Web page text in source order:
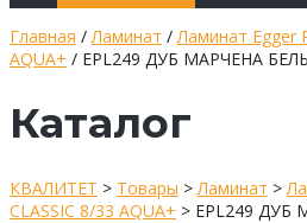
Главная /Ламинат /Ламинат Egger
AQUA+ / EPL249 ДУБ МАРЧЕНА
Каталог
КВАЛИТЕТ > Товары >Ламинат >
CLASSIC 8/33 AQUA+ > EPL249 ДУБ